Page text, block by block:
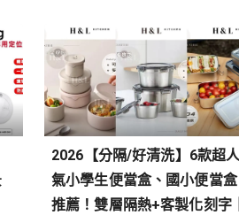
2026【分隔/好清洗】6款超
氣小學生便當盒、國小便當盒
推薦！雙層隔熱+客製化刻字｜